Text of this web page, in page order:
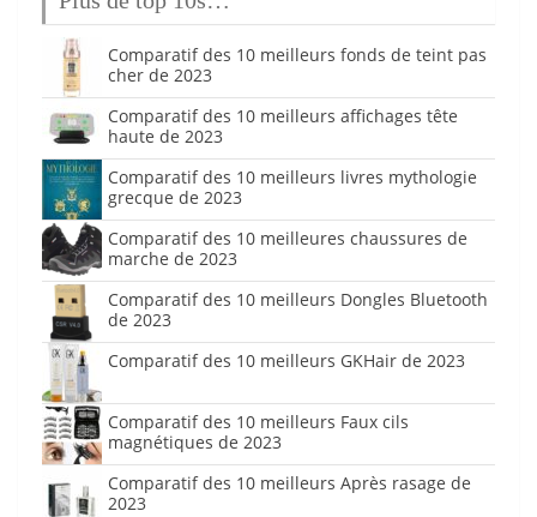
Comparatif des 10 meilleurs fonds de teint pas
cher de 2023
Comparatif des 10 meilleurs affichages tête
haute de 2023
Comparatif des 10 meilleurs livres mythologie
grecque de 2023
Comparatif des 10 meilleures chaussures de
marche de 2023
Comparatif des 10 meilleurs Dongles Bluetooth
de 2023
Comparatif des 10 meilleurs GKHair de 2023
Comparatif des 10 meilleurs Faux cils
magnétiques de 2023
Comparatif des 10 meilleurs Après rasage de
2023